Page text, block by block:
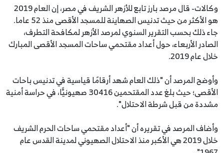
وكالات- قال مرصد بارز تابع للأزهر الشريف في مصر، إن العام 2019
هو الأكثر من حيث تدنيس الصهاينة للمسجد الأقصى منذ 52 عاما.
جاء ذلك بحسب التقرير السنوي لمرصد الأزهر لمكافحة التطرف،
الصادر الأربعاء، حول أعداد مقتحمي ساحات المسجد الأقصى المبارك
خلال عام 2019.
وأوضح المرصد أن "ذلك العام شهد أرقامًا قياسية في تدنيس باحات
الأقصى؛ حيث بلغ عدد المقتحمين 30416 صهيونيًّا، في حراسة أمنية
مشددة من قبل شرطة الاحتلال".
وأضاف المرصد في تقريره أن "أعداد مقتحمي ساحات الحرم الشريف
خلال 2019 هي الأكبر منذ الاحتلال الصهيوني لمدينة القدس عام